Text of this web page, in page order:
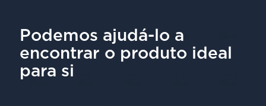
Podemos ajudá-lo a
encontrar o produto ideal
para si